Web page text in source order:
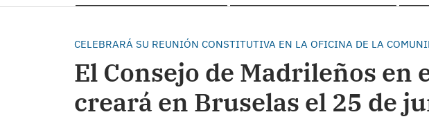
CELEBRARÁ SU REUNIÓN CONSTITUTIVA EN LA OFICINA DE LA
El Consejo de Madrileños en
creará en Bruselas el 25 de